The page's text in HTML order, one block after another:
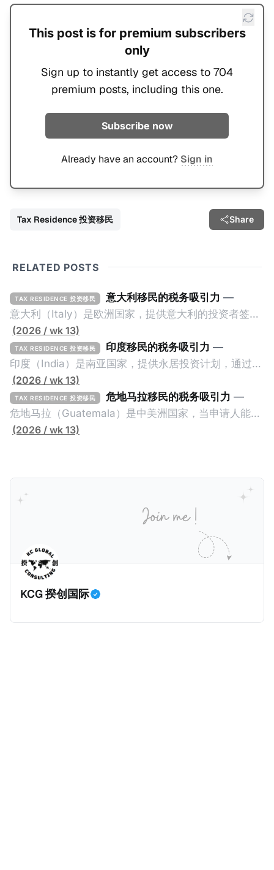
This post is for premium subscribers
only
Sign up to instantly get access to 704
premium posts, including this one.
Subscribe now
Already have an account? Sign in
Tax Residence 投资移民 Share
RELATED POSTS
TAX RESIDENCE 投资移民 意大利移民的税务吸引力 —
意大利（Italy）是欧洲国家，提供意大利的投资者签证
计划。申请人必须满足至少以下一项标准才能获得两年
投资者签证： * 投资200万欧元意大利政府债券； * 投
资50万欧元意大利股票； * 投资25万欧元于创新初创
企业；或 * 向意大利公共利益项目捐赠100万欧元。 当
投资者在居留许可证有效期的两年内保持投资，则可以
在居留证到期日前至少60天申请续签3年。当投资者经
过五年的实际居留（每年在意大利停留270天），申请
吸引力吗？我们来看看：
(2026 / wk 13)
TAX RESIDENCE 投资移民 印度移民的税务吸引力 —
印度（India）是南亚国家，提供永居投资计划，通过满
足特定的标准获得居留权。印度的永居投资计划要求申
请人透过外国直接投资（FDI）途径投资印度： * 申请
人必须在18个月内投资至少1亿卢比（约合773万人民
币）或36个月内投资至少2.5亿卢比（约合1933万人民
的财务能力和专业知识； * 申请人必须在印度就业务注
册公司，并提供公司注册证书和注册企业的介绍/支持信
并提供有关投资将如何为印度经济做出贡献的详细计
申请。申请人在印度居住共12年后有资格申请印度公民
身份，包括在申请前连续居住11年，短暂缺席的少数例
外。由于印度不允许双重国籍，申请人必须放弃其原始
(2026 / wk 13)
TAX RESIDENCE 投资移民 危地马拉移民的税务吸引力 —
危地马拉（Guatemala）是中美洲国家，当申请人能够
证明被动收入或养老金收入，那么可以申请永久居留计
增加300美元（折合约人民币2千）。 申请人提交材料
包括：申请表、护照、无犯罪证明，以及最后一次进入
危地马拉的证明，且材料必须公证并翻译成西班牙语。
在危地马拉居住至少五年、具备流利西班牙语、对当地
历史文化有认识，就可以入籍成为危地马拉公民。 那
么，危地马拉的税务政策有吸引力吗？我们来看看：
(2026 / wk 13)
KCG 揆创国际